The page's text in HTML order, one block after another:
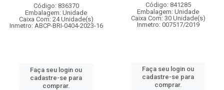
Código: 836370
Embalagem: Unidade
Caixa Com: 24 Unidade(s)
Inmetro: ABCP-BRI-0404-2023-16
Faça seu login ou
cadastre-se para
comprar.
Código: 841285
Embalagem: Unidade
Caixa Com: 30 Unidade(s)
Inmetro: 007517/2019
Faça seu login ou
cadastre-se para
comprar.